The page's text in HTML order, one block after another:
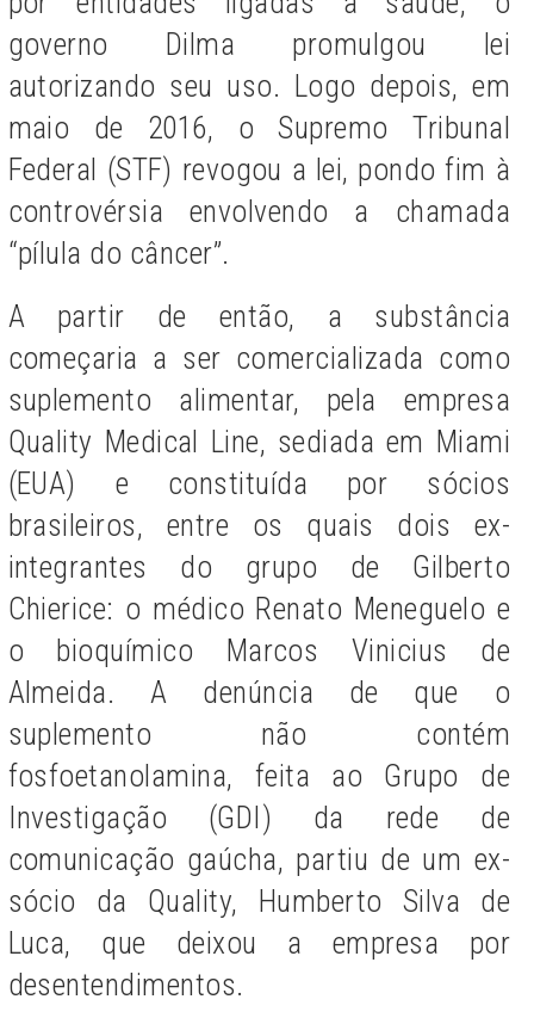
governo Dilma promulgou lei
autorizando seu uso. Logo depois, em
maio de 2016, o Supremo Tribunal
Federal (STF) revogou a lei, pondo fim à
controvérsia envolvendo a chamada
“pílula do câncer”.
A partir de então, a substância
começaria a ser comercializada como
suplemento alimentar, pela empresa
Quality Medical Line, sediada em Miami
(EUA) e constituída por sócios
brasileiros, entre os quais dois ex-
integrantes do grupo de Gilberto
Chierice: o médico Renato Meneguelo e
o bioquímico Marcos Vinicius de
Almeida. A denúncia de que o
suplemento não contém
fosfoetanolamina, feita ao Grupo de
Investigação (GDI) da rede de
comunicação gaúcha, partiu de um ex-
sócio da Quality, Humberto Silva de
Luca, que deixou a empresa por
desentendimentos.